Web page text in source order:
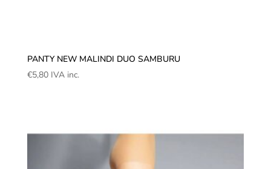
PANTY NEW MALINDI DUO SAMBURU
€5,80 IVA inc.